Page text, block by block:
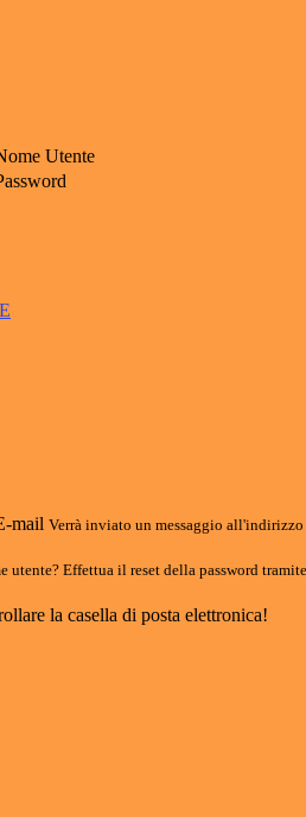
Utente
mail Verrà inviato un messaggio
utente? Effettua il reset della password
la casella di posta elettronica!